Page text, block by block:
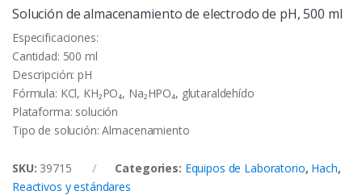
Solución de almacenamiento de electrodo de pH, 500 ml
Especificaciones:
Cantidad: 500 ml
Descripción: pH
Fórmula: KCl, KH₂PO₄, Na₂HPO₄, glutaraldehído
Plataforma: solución
Tipo de solución: Almacenamiento
SKU: 39715 Categories: Equipos de Laboratorio, Hach,
Reactivos y estándares